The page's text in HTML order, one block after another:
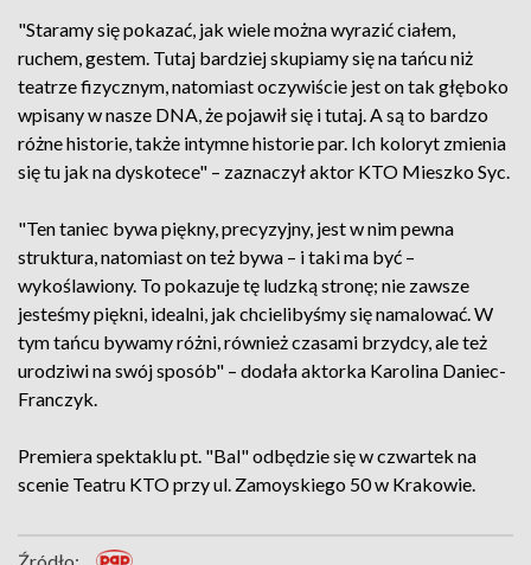
"Staramy się pokazać, jak wiele można wyrazić ciałem,
ruchem, gestem. Tutaj bardziej skupiamy się na tańcu niż
teatrze fizycznym, natomiast oczywiście jest on tak głęboko
wpisany w nasze DNA, że pojawił się i tutaj. A są to bardzo
różne historie, także intymne historie par. Ich koloryt zmienia
się tu jak na dyskotece" – zaznaczył aktor KTO Mieszko Syc.
"Ten taniec bywa piękny, precyzyjny, jest w nim pewna
struktura, natomiast on też bywa – i taki ma być –
wykoślawiony. To pokazuje tę ludzką stronę; nie zawsze
jesteśmy piękni, idealni, jak chcielibyśmy się namalować. W
tym tańcu bywamy różni, również czasami brzydcy, ale też
urodziwi na swój sposób" – dodała aktorka Karolina Daniec-
Franczyk.
Premiera spektaklu pt. "Bal" odbędzie się w czwartek na
scenie Teatru KTO przy ul. Zamoyskiego 50 w Krakowie.